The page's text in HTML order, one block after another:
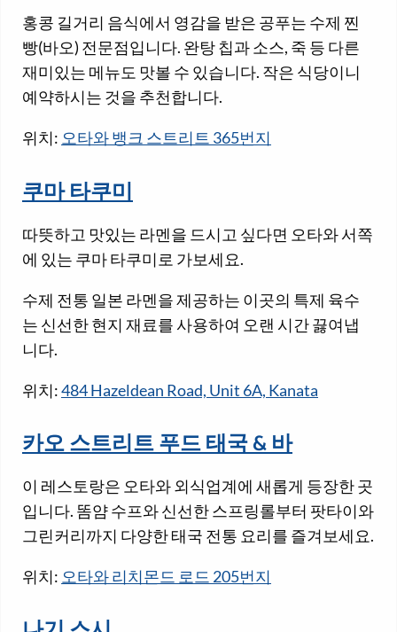
홍콩 길거리 음식에서 영감을 받은 공푸는 수제 찐
빵(바오) 전문점입니다. 완탕 칩과 소스, 죽 등 다른
재미있는 메뉴도 맛볼 수 있습니다. 작은 식당이니
예약하시는 것을 추천합니다.
위치: 오타와 뱅크 스트리트 365번지
쿠마 타쿠미
따뜻하고 맛있는 라멘을 드시고 싶다면 오타와 서쪽
에 있는 쿠마 타쿠미로 가보세요.
수제 전통 일본 라멘을 제공하는 이곳의 특제 육수
는 신선한 현지 재료를 사용하여 오랜 시간 끓여냅
니다.
위치:484 Hazeldean Road, Unit 6A, Kanata
카오 스트리트 푸드 태국 & 바
이 레스토랑은 오타와 외식업계에 새롭게 등장한 곳
입니다. 똠얌 수프와 신선한 스프링롤부터 팟타이와
그린커리까지 다양한 태국 전통 요리를 즐겨보세요.
위치: 오타와 리치몬드 로드 205번지